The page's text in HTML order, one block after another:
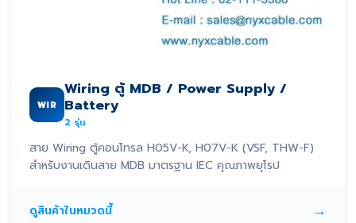
WIR
Wiring ตู้ MDB / Power Supply /
Battery
2 รุ่น
สาย Wiring ตู้คอนโทรล H05V-K, H07V-K (VSF, THW-F)
สำหรับงานเดินสาย MDB มาตรฐาน IEC คุณภาพยุโรป
ดูสินค้าในหมวดนี้ →